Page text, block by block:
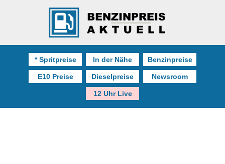
* Spritpreise In der Nähe Benzinpreise
E10 Preise Dieselpreise Newsroom
12 Uhr Live